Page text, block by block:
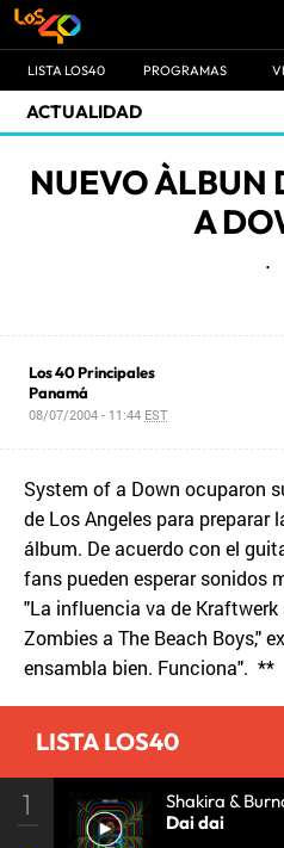
LISTA LOS40 PROGRAMAS
ACTUALIDAD
NUEVO ÀLBUN
A
.
Los 40 Principales
Panamá
08/07/2004 - 11:44 EST
System of a Down ocuparon
de Los Angeles para preparar
álbum. De acuerdo con el
fans pueden esperar sonidos
"La influencia va de Kraftwerk
Zombies a The Beach Boys,"
ensambla bien. Funciona". **
LISTA LOS40
1
Shakira &
Dai dai